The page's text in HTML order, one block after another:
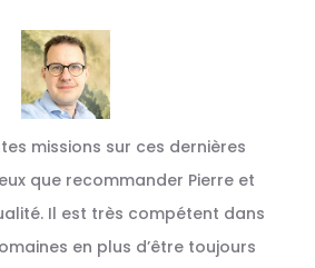
missions sur ces dernières
que recommander Pierre et
Il est très compétent dans
en plus d’être toujours